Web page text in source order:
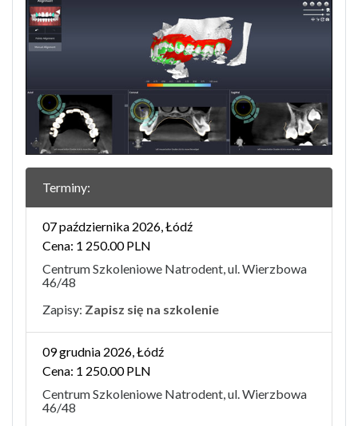
Terminy:
07 października 2026, Łódź
Cena: 1 250.00 PLN
Centrum Szkoleniowe Natrodent, ul. Wierzbowa
46/48
Zapisy: Zapisz się na szkolenie
09 grudnia 2026, Łódź
Cena: 1 250.00 PLN
Centrum Szkoleniowe Natrodent, ul. Wierzbowa
46/48